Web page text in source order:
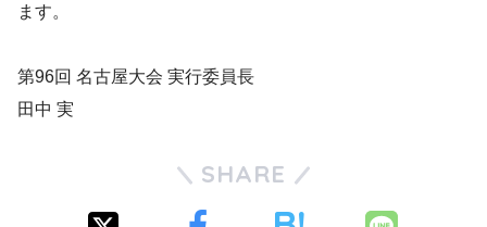
ます。
第96回 名古屋大会 実行委員長
田中 実
SHARE